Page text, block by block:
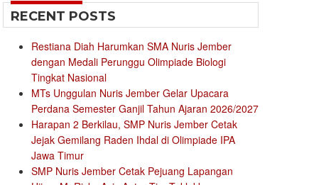
RECENT POSTS
Restiana Diah Harumkan SMA Nuris Jember
dengan Medali Perunggu Olimpiade Biologi
Tingkat Nasional
MTs Unggulan Nuris Jember Gelar Upacara
Perdana Semester Ganjil Tahun Ajaran 2026/2027
Harapan 2 Berkilau, SMP Nuris Jember Cetak
Jejak Gemilang Raden Ihdal di Olimpiade IPA
Jawa Timur
SMP Nuris Jember Cetak Pejuang Lapangan